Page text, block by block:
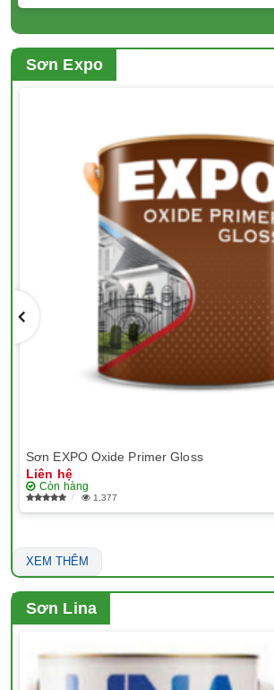
Sơn Expo
Sơn EXPO Oxide Primer Gloss
Liên hệ
Còn hàng
1,377
XEM THÊM
Sơn Lina